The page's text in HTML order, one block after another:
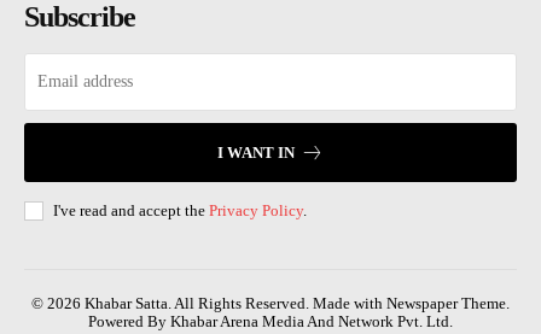
Subscribe
I WANT IN
I've read and accept the Privacy Policy.
© 2026 Khabar Satta. All Rights Reserved. Made with Newspaper Theme.
Powered By Khabar Arena Media And Network Pvt. Ltd.